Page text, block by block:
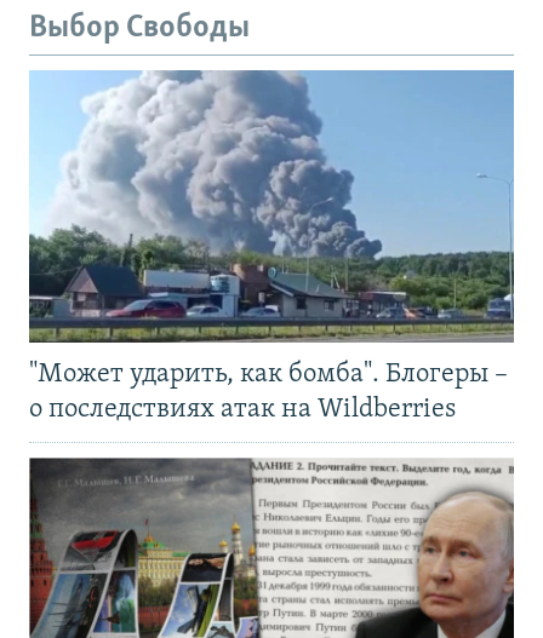
Выбор Свободы
"Может ударить, как бомба". Блогеры –
о последствиях атак на Wildberries